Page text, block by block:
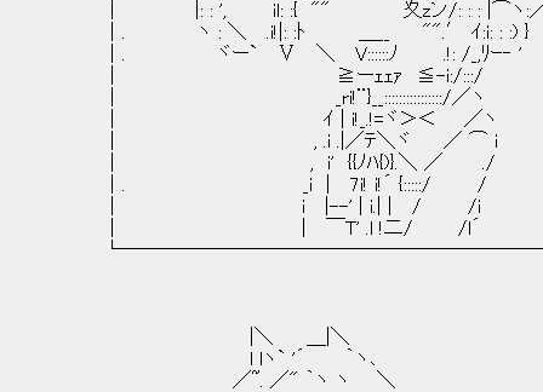
│ |: : ', il: :{ "" 夊zン/: : : |⌒ヽ:
│. ヽ : ＼ .i!|: :ﾄ ＿__ "".′ ｲ:i: : :)
│. ヾー` Ⅴ ＼ V::::::ﾉ .!: /_,ﾘｰ‐ ' ､ｰ
│ ≧ーｪｪｧ ≦-i:/:::/ ￣
│ _ri!¨}__::::::::::::::::/／ヽ
│ ｲ | i!_.!=ヾ＞＜ ／ヽ
│ , .i .|／ﾃ＼ヾ ／ ⌒ i
│ , i' {{ﾉﾊ{)}.＼ ／ ./
│. _i | 7i! i!´ {:::::/ /
│ i |--' | i.| | / /i
│ | ￣T' .l !二/ /l´
|＼ ＿|＼
l lヽ` '´ ｀ヽ､
／~. ／" ｀ヽ ヽ ＼